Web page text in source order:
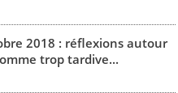
2018 : réflexions autour
trop tardive...